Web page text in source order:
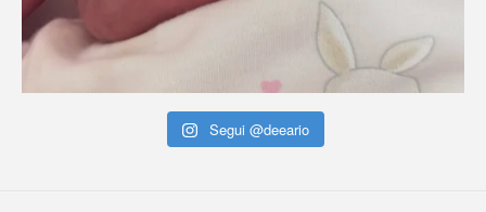
Segui @deeario